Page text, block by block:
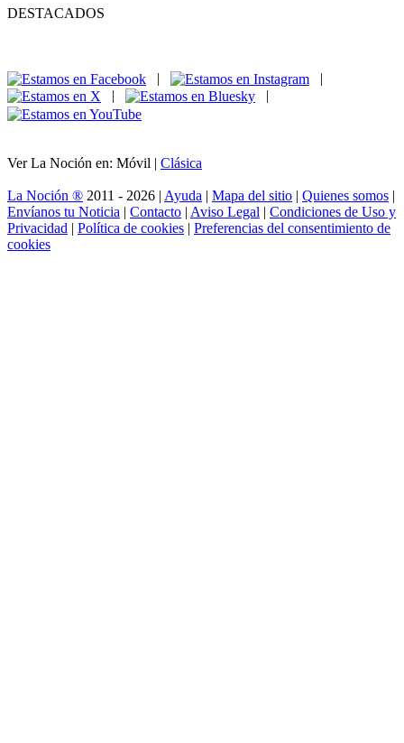
DESTACADOS
|
|
|
|
Ver La Noción en: Móvil | Clásica
La Noción ® 2011 - 2026 | Ayuda | Mapa del sitio | Quienes somos |
Envíanos tu Noticia | Contacto | Aviso Legal | Condiciones de Uso y
Privacidad | Política de cookies | Preferencias del consentimiento de
cookies